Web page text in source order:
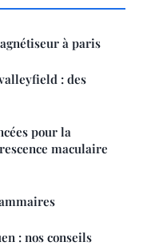
à paris
: des
pour la
maculaire
: nos conseils